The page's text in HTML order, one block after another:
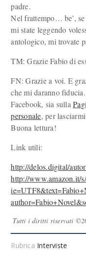
padre.
Nel frattempo… be’,
mi state leggendo
antologico, mi trovate
TM: Grazie Fabio di
FN: Grazie a voi. E
che mi daranno
Facebook, sia sulla
personale, per
Buona lettura!
Link utili:
http://delos.digital/
http://www.amazon.it/
Tutti i diritti riservati
Rubrica Interviste